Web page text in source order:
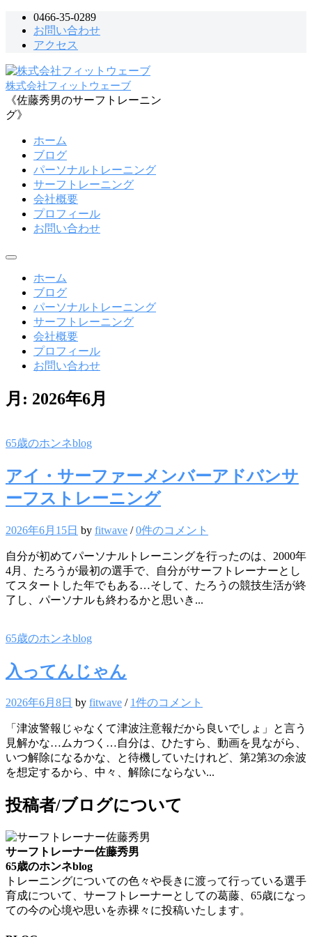
ツ
へ
ス
キ
0466-35-0289
お問い合わせ
アクセス
株式会社フィットウェーブ
《佐藤秀男のサーフトレーニン
グ》
ホーム
ブログ
パーソナルトレーニング
サーフトレーニング
会社概要
プロフィール
お問い合わせ
メ
ホーム
ブログ
パーソナルトレーニング
サーフトレーニング
会社概要
プロフィール
お問い合わせ
月: 2026年6月
65歳のホンネblog
アイ・サーファーメンバーアドバンサ
ーフストレーニング
2026年6月15日 by fitwave /0件のコメント
自分が初めてパーソナルトレーニングを行ったのは、2000年
4月、たろうが最初の選手で、自分がサーフトレーナーとし
てスタートした年でもある…そして、たろうの競技生活が終
了し、パーソナルも終わるかと思いき...
65歳のホンネblog
入ってんじゃん
2026年6月8日 by fitwave / 1件のコメント
「津波警報じゃなくて津波注意報だから良いでしょ」と言う
見解かな…ムカつく…自分は、ひたすら、動画を見ながら、
いつ解除になるかな、と待機していたけれど、第2第3の余波
を想定するから、中々、解除にならない...
投稿者/ブログについて
サーフトレーナー佐藤秀男
65歳のホンネblog
トレーニングについての色々や長きに渡って行っている選手
育成について、サーフトレーナーとしての葛藤、65歳になっ
ての今の心境や思いを赤裸々に投稿いたします。